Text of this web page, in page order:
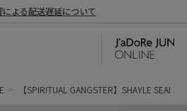
よる配送遅延について
【SPIRITUAL GANGSTER】SHAYLE